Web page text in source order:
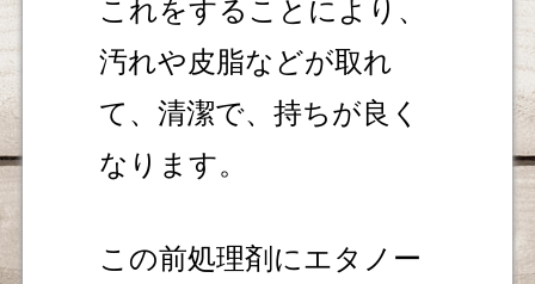
これをすることにより、
汚れや皮脂などが取れ
て、清潔で、持ちが良く
なります。
この前処理剤にエタノー